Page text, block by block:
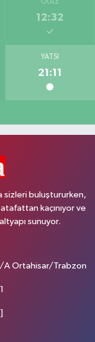
ÖĞLE
12:32
YATSI
21:11
sizleri buluştururken,
kaçınıyor ve
sunuyor.
A Ortahisar/Trabzon